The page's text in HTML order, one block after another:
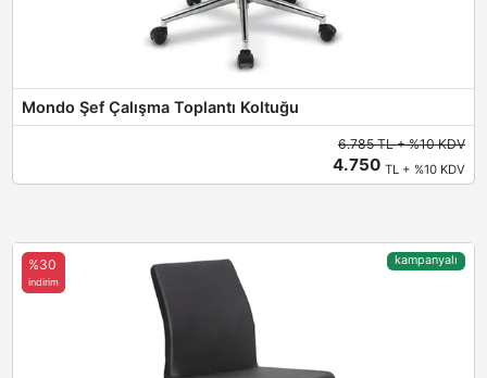
Mondo Şef Çalışma Toplantı Koltuğu
6.785 TL + %10 KDV
4.750TL + %10 KDV
%30
indirim
kampanyalı